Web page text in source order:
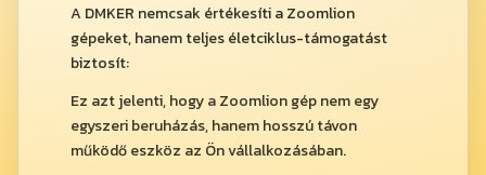
A DMKER nemcsak értékesíti a Zoomlion
gépeket, hanem teljes életciklus-támogatást
biztosít:
Ez azt jelenti, hogy a Zoomlion gép nem egy
egyszeri beruházás, hanem hosszú távon
működő eszköz az Ön vállalkozásában.